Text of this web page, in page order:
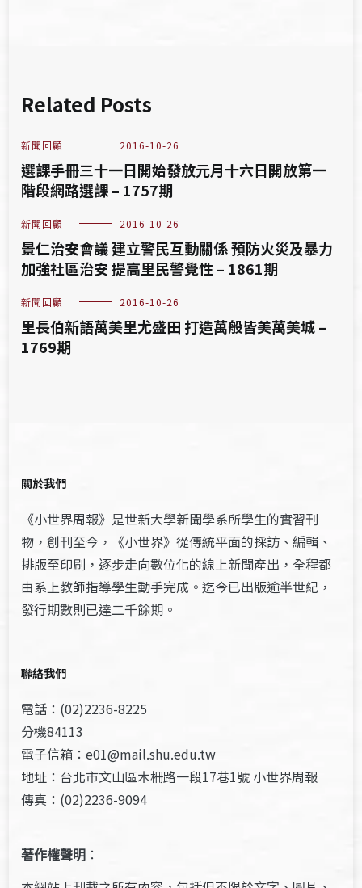
Related Posts
新聞回顧 2016-10-26
選課手冊三十一日開始發放元月十六日開放第一
階段網路選課 – 1757期
新聞回顧 2016-10-26
景仁治安會議 建立警民互動關係 預防火災及暴力
加強社區治安 提高里民警覺性 – 1861期
新聞回顧 2016-10-26
里長伯新語萬美里尤盛田 打造萬般皆美萬美城 –
1769期
關於我們
《小世界周報》是世新大學新聞學系所學生的實習刊
物，創刊至今，《小世界》從傳統平面的採訪、編輯、
排版至印刷，逐步走向數位化的線上新聞產出，全程都
由系上教師指導學生動手完成。迄今已出版逾半世紀，
發行期數則已達二千餘期。
聯絡我們
電話：(02)2236-8225
分機84113
電子信箱：e01@mail.shu.edu.tw
地址：台北市文山區木柵路一段17巷1號 小世界周報
傳真：(02)2236-9094
著作權聲明 ：